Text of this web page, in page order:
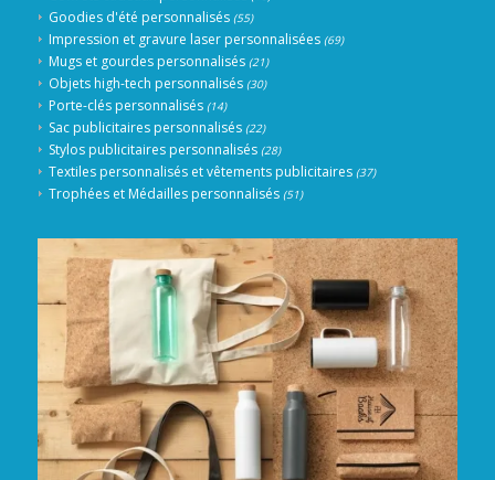
Goodies d'été personnalisés (55)
Impression et gravure laser personnalisées (69)
Mugs et gourdes personnalisés (21)
Objets high-tech personnalisés (30)
Porte-clés personnalisés (14)
Sac publicitaires personnalisés (22)
Stylos publicitaires personnalisés (28)
Textiles personnalisés et vêtements publicitaires (37)
Trophées et Médailles personnalisés (51)